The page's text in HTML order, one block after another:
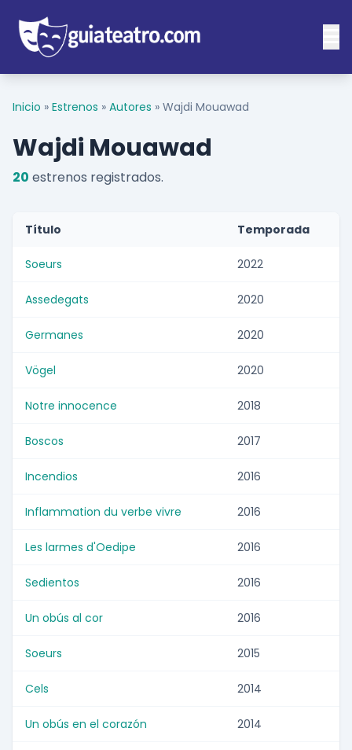
Inicio » Estrenos » Autores » Wajdi Mouawad
Wajdi Mouawad
20 estrenos registrados.
Título Temporada
Soeurs 2022
Assedegats 2020
Germanes 2020
Vögel 2020
Notre innocence 2018
Boscos 2017
Incendios 2016
Inflammation du verbe vivre 2016
Les larmes d'Oedipe 2016
Sedientos 2016
Un obús al cor 2016
Soeurs 2015
Cels 2014
Un obús en el corazón 2014